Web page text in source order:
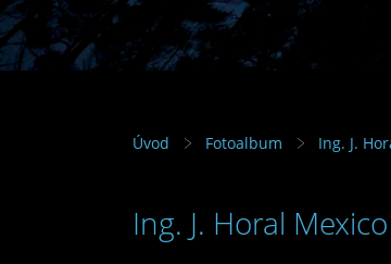
Úvod Fotoalbum Ing. J.
Ing. J. Horal